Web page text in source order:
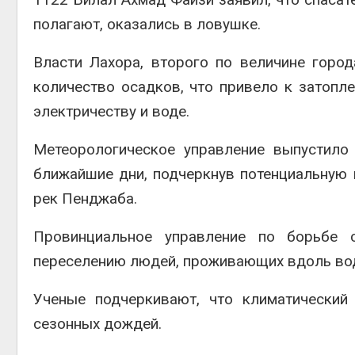
полагают, оказались в ловушке.
Власти Лахора, второго по величине
количество осадков, что привело к
электричеству и воде.
Метеорологическое управление
ближайшие дни, подчеркнув
рек Пенджаба.
Провинциальное управление по
переселению людей, проживающих вдоль
Ученые подчеркивают, что климатический
сезонных дождей.